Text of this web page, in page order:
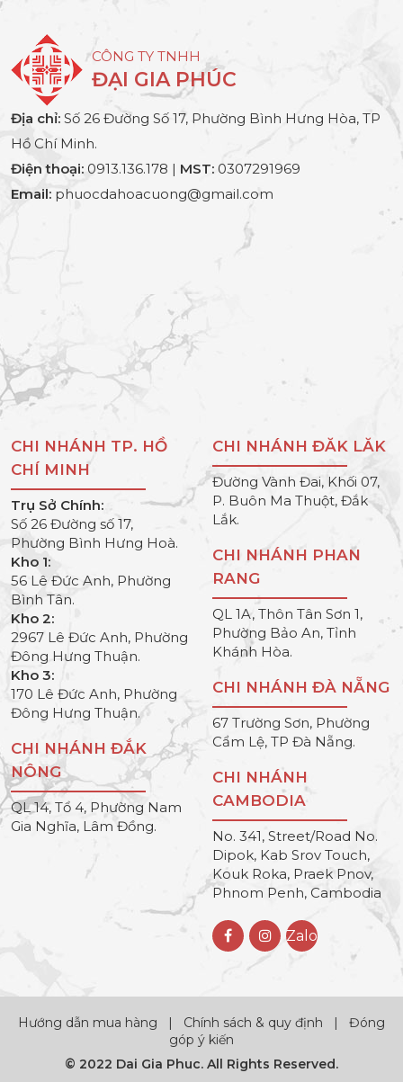
CÔNG TY TNHH
ĐẠI GIA PHÚC
Địa chỉ: Số 26 Đường Số 17, Phường Bình Hưng Hòa, TP
Hồ Chí Minh.
Điện thoại: 0913.136.178 | MST: 0307291969
Email: phuocdahoacuong@gmail.com
CHI NHÁNH TP. HỒ
CHÍ MINH
Trụ Sở Chính:
Số 26 Đường số 17,
Phường Bình Hưng Hoà.
Kho 1:
56 Lê Đức Anh, Phường
Bình Tân.
Kho 2:
2967 Lê Đức Anh, Phường
Đông Hưng Thuận.
Kho 3:
170 Lê Đức Anh, Phường
Đông Hưng Thuận.
CHI NHÁNH ĐẮK
NÔNG
QL 14, Tổ 4, Phường Nam
Gia Nghĩa, Lâm Đồng.
CHI NHÁNH ĐĂK LĂK
Đường Vành Đai, Khối 07,
P. Buôn Ma Thuột, Đắk
Lắk.
CHI NHÁNH PHAN
RANG
QL 1A, Thôn Tân Sơn 1,
Phường Bảo An, Tỉnh
Khánh Hòa.
CHI NHÁNH ĐÀ NẴNG
67 Trường Sơn, Phường
Cẩm Lệ, TP Đà Nẵng.
CHI NHÁNH
CAMBODIA
No. 341, Street/Road No.
Dipok, Kab Srov Touch,
Kouk Roka, Praek Pnov,
Phnom Penh, Cambodia
Zalo
Hướng dẫn mua hàng | Chính sách & quy định | Đóng
góp ý kiến
© 2022 Dai Gia Phuc. All Rights Reserved.